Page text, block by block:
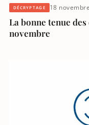
DÉCRYPTAGE 18
La bonne tenue des
novembre